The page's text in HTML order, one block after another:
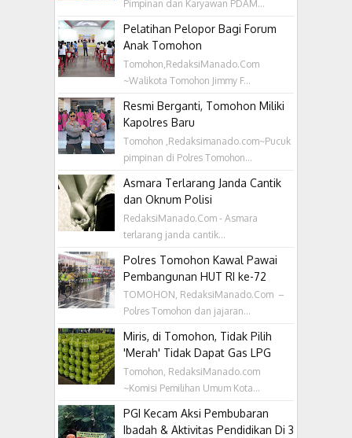
Pimpinan dan Karyawan PDAM...
Pelatihan Pelopor Bagi Forum
Anak Tomohon
Tomohon,RedaksiManado.Com
~Walikota Tomohon Jimmy F...
Resmi Berganti, Tomohon Miliki
Kapolres Baru
Tomohon ,Redaksimanado.com~Pucuk
pimpinan di Polres Tomohon...
Asmara Terlarang Janda Cantik
dan Oknum Polisi
RedaksiManado.Com - Asmara
terlarang janda cantik...
Polres Tomohon Kawal Pawai
Pembangunan HUT RI ke-72
TOMOHON, RedaksiManado.Com –
Polres Tomohon dan jajaran...
Miris, di Tomohon, Tidak Pilih
'Merah' Tidak Dapat Gas LPG
Tomohon, RedaksiManado.com
~Komisi Pemilihan Umum Kota...
PGI Kecam Aksi Pembubaran
Ibadah & Aktivitas Pendidikan Di 3